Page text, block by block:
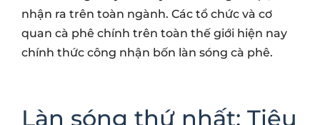
nhận ra trên toàn ngành. Các tổ chức và cơ
quan cà phê chính trên toàn thế giới hiện nay
chính thức công nhận bốn làn sóng cà phê.
Làn sóng thứ nhất: Tiêu